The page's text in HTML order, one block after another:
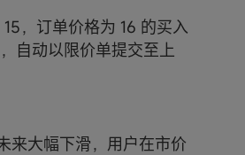
，订单价格为 16 的买入
自动以限价单提交至上
来大幅下滑，用户在市价